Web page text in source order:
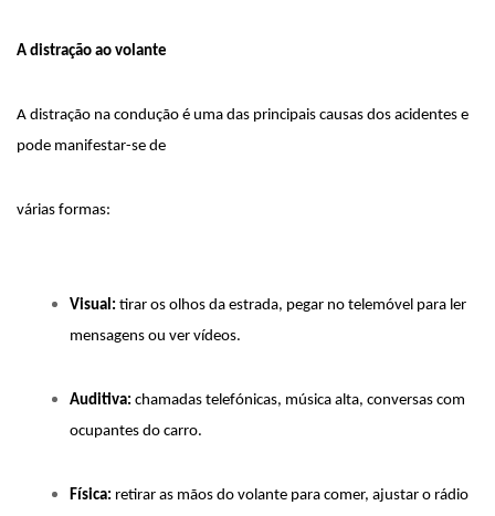
A distração ao volante
A distração na condução é uma das principais causas dos acidentes e
pode manifestar-se de
várias formas:
Visual: tirar os olhos da estrada, pegar no telemóvel para ler
mensagens ou ver vídeos.
Auditiva: chamadas telefónicas, música alta, conversas com
ocupantes do carro.
Física: retirar as mãos do volante para comer, ajustar o rádio